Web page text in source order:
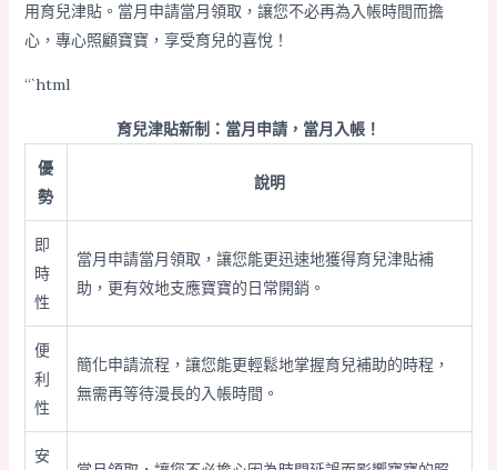
用育兒津貼。當月申請當月領取，讓您不必再為入帳時間而擔
心，專心照顧寶寶，享受育兒的喜悅！
“`html
育兒津貼新制：當月申請，當月入帳！
優
勢
說明
即
時
性
當月申請當月領取，讓您能更迅速地獲得育兒津貼補
助，更有效地支應寶寶的日常開銷。
便
利
性
簡化申請流程，讓您能更輕鬆地掌握育兒補助的時程，
無需再等待漫長的入帳時間。
安